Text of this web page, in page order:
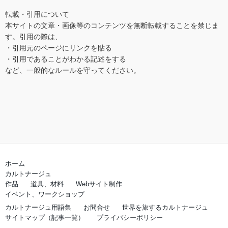
転載・引用について
本サイトの文章・画像等のコンテンツを無断転載することを禁じま
す。引用の際は、
・引用元のページにリンクを貼る
・引用であることがわかる記述をする
など、一般的なルールを守ってください。
ホーム
カルトナージュ
作品
道具、材料
Webサイト制作
イベント、ワークショップ
カルトナージュ用語集
お問合せ
世界を旅するカルトナージュ
サイトマップ（記事一覧）
プライバシーポリシー